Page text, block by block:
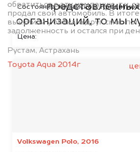
Состояние:Китайское, Кредитное
Цена:
Volkswagen Polo, 2016
обратиться в эту компанию, т.к.
продал свой автомобиль. В
выкупили у банка, а друг смог
задолженность и остался при
Рустам, Астрахань
Toyota Aqua 2014г
организаций, то мы
5%